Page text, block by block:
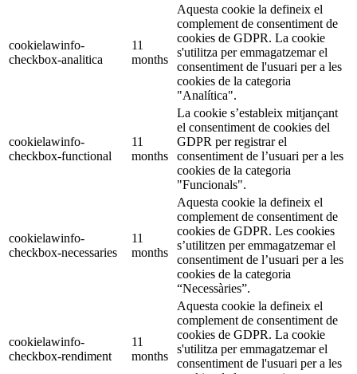
cookielawinfo-
checkbox-analitica
11
months
Aquesta cookie la defineix el
complement de consentiment de
cookies de GDPR. La cookie
s'utilitza per emmagatzemar el
consentiment de l'usuari per a les
cookies de la categoria
"Analítica".
cookielawinfo-
checkbox-functional
11
months
La cookie s’estableix mitjançant
el consentiment de cookies del
GDPR per registrar el
consentiment de l’usuari per a les
cookies de la categoria
"Funcionals".
cookielawinfo-
checkbox-necessaries
11
months
Aquesta cookie la defineix el
complement de consentiment de
cookies de GDPR. Les cookies
s’utilitzen per emmagatzemar el
consentiment de l’usuari per a les
cookies de la categoria
“Necessàries”.
cookielawinfo-
checkbox-rendiment
11
months
Aquesta cookie la defineix el
complement de consentiment de
cookies de GDPR. La cookie
s'utilitza per emmagatzemar el
consentiment de l'usuari per a les